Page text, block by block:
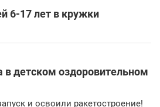
6-17 лет в кружки
детском оздоровительном
и освоили ракетостроение!